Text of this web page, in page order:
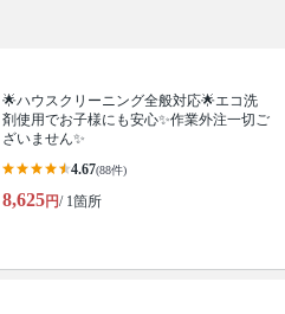
🌟ハウスクリーニング全般対応🌟エコ洗
剤使用でお子様にも安心✨作業外注一切ご
ざいません✨
4.67(88件)
8,625円/ 1箇所